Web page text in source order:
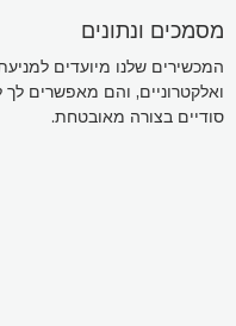
מסמכים ונתונים
המכשירים שלנו מיועדים
ואלקטרוניים, והם מאפשרים
סודיים בצורה מאובטחת.